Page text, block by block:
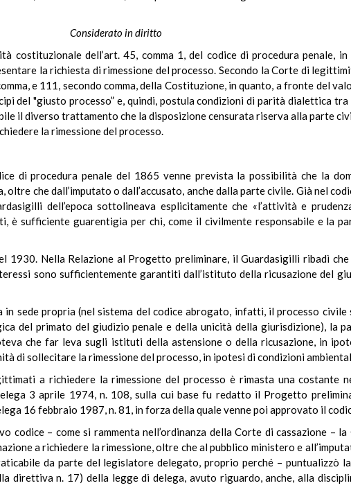
Considerato in diritto
costituzionale dell’art. 45, comma 1, del codice di procedura penale,
la richiesta di rimessione del processo. Secondo la Corte di
e 111, secondo comma, della Costituzione, in quanto, a fronte del
del "giusto processo” e, quindi, postula condizioni di parità dialettica
il diverso trattamento che la disposizione censurata riserva alla parte
la rimessione del processo.
di procedura penale del 1865 venne prevista la possibilità che la
che dall’imputato o dall’accusato, anche dalla parte civile. Già nel
dell’epoca sottolineava esplicitamente che «l’attività e
è sufficiente guarentigia per chi, come il civilmente responsabile e la
1930. Nella Relazione al Progetto preliminare, il Guardasigilli ribadì che
sono sufficientemente garantiti dall’istituto della ricusazione del
in sede propria (nel sistema del codice abrogato, infatti, il processo
del primato del giudizio penale e della unicità della giurisdizione), la
che far leva sugli istituti della astensione o della ricusazione, in
di sollecitare la rimessione del processo, in ipotesi di condizioni
a richiedere la rimessione del processo è rimasta una costante
3 aprile 1974, n. 108, sulla cui base fu redatto il Progetto
16 febbraio 1987, n. 81, in forza della quale venne poi approvato il
– come si rammenta nell’ordinanza della Corte di cassazione – la
a richiedere la rimessione, oltre che al pubblico ministero e
da parte del legislatore delegato, proprio perché – puntualizzò
direttiva n. 17) della legge di delega, avuto riguardo, anche, alla